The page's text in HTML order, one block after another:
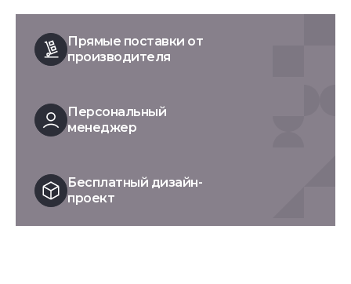
Прямые поставки от
производителя
Персональный
менеджер
Бесплатный дизайн-
проект